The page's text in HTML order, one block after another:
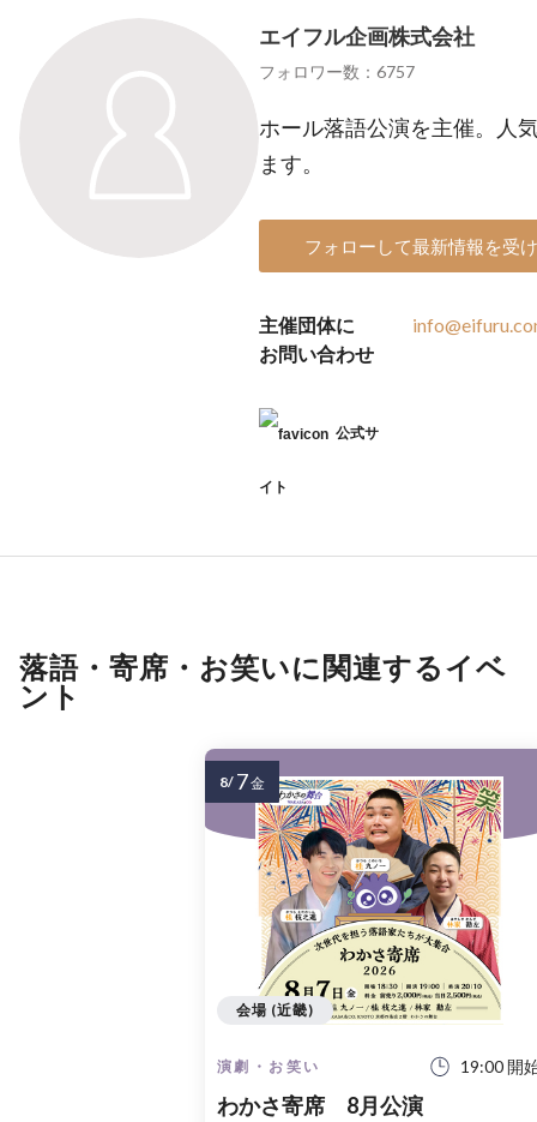
エイフル企画株式会社
フォロワー数：6757
ホール落語公演を主催。人
ます。
フォローして最新情報を受
主催団体に
お問い合わせ
公式サ
イト
落語・寄席・お笑いに関連するイベ
ント
演劇・お笑い 19:00 開
わかさ寄席 8月公演
会場 (近畿)
8/ 7金